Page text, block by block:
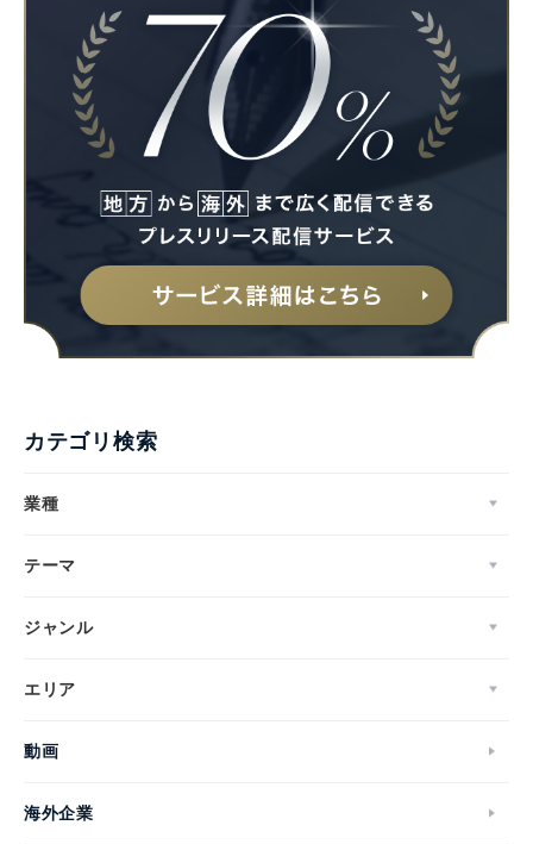
カテゴリ検索
業種
テーマ
ジャンル
エリア
動画
海外企業